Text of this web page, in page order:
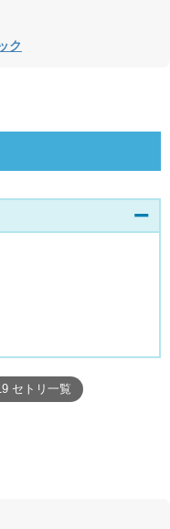
ク
セトリ一覧